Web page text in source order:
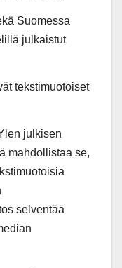
Suomessa
julkaistut
tekstimuotoiset
julkisen
mahdollistaa se,
selventää